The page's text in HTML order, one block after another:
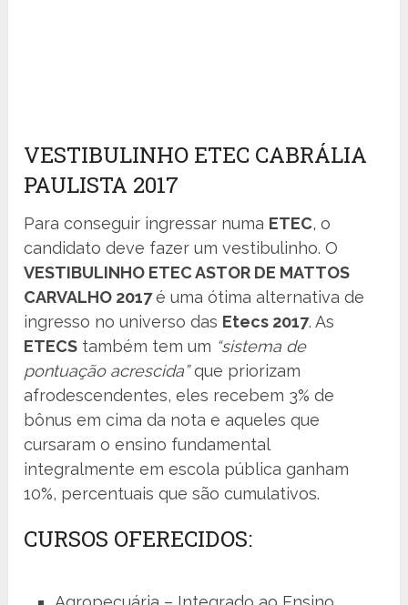
VESTIBULINHO ETEC CABRÁLIA
PAULISTA 2017
Para conseguir ingressar numa ETEC, o
candidato deve fazer um vestibulinho. O
VESTIBULINHO ETEC ASTOR DE MATTOS
CARVALHO 2017é uma ótima alternativa de
ingresso no universo das Etecs 2017. As
ETECS também tem um “sistema de
pontuação acrescida”que priorizam
afrodescendentes, eles recebem 3% de
bônus em cima da nota e aqueles que
cursaram o ensino fundamental
integralmente em escola pública ganham
10%, percentuais que são cumulativos.
CURSOS OFERECIDOS: